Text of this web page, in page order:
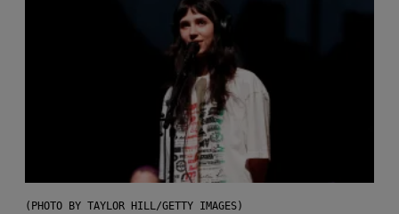
(PHOTO BY TAYLOR HILL/GETTY IMAGES)